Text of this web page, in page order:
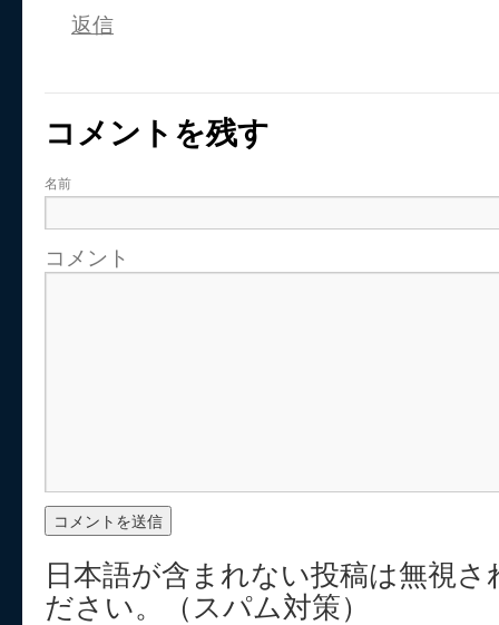
返信
コメントを残す
名前
コメント
日本語が含まれない投稿は無視
ださい。（スパム対策）